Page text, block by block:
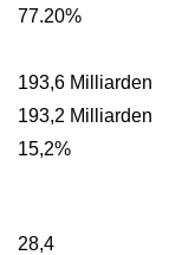
77.20%
193,6 Milliarden
193,2 Milliarden
15,2%
28,4